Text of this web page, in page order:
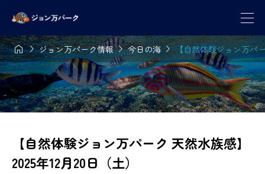
ジョン万パーク情報今日の海【自然体験ジョン万パ
【自然体験ジョン万パーク 天然水族感】
2025年12月20日（土）